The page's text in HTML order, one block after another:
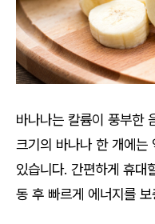
바나나는 칼륨이 풍부한
크기의 바나나 한 개에
있습니다. 간편하게 휴대
동 후 빠르게 에너지를